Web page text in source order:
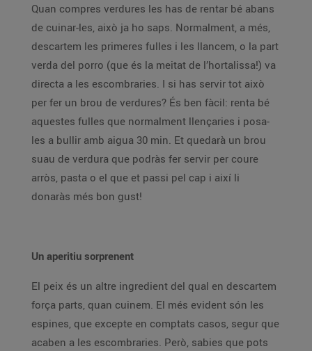
Quan compres verdures les has de rentar bé abans
de cuinar-les, això ja ho saps. Normalment, a més,
descartem les primeres fulles i les llancem, o la part
verda del porro (que és la meitat de l’hortalissa!) va
directa a les escombraries. I si has servir tot això
per fer un brou de verdures? És ben fàcil: renta bé
aquestes fulles que normalment llençaries i posa-
les a bullir amb aigua 30 min. Et quedarà un brou
suau de verdura que podràs fer servir per coure
arròs, pasta o el que et passi pel cap i així li
donaràs més bon gust!
Un aperitiu sorprenent
El peix és un altre ingredient del qual en descartem
força parts, quan cuinem. El més evident són les
espines, que excepte en comptats casos, segur que
acaben a les escombraries. Però, sabies que pots